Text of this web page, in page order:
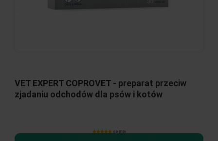
VET EXPERT COPROVET - preparat przeciw
zjadaniu odchodów dla psów i kotów
4.9 (119)